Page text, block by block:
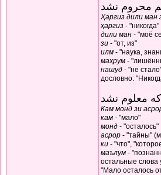
محروم نشد
Ҳаргиз дили ман
ҳаргиз - "никогда"
дили ман - "моё
зи - "от, из"
илм - "наука,
маҳрум -
нашуд - "не
дословно:
معلوم نشد
Кам монд зи
кам - "мало"
монд - "осталось"
асрор - "тайны"
ки - "что",
маълум -
остальные слова
"Мало осталось